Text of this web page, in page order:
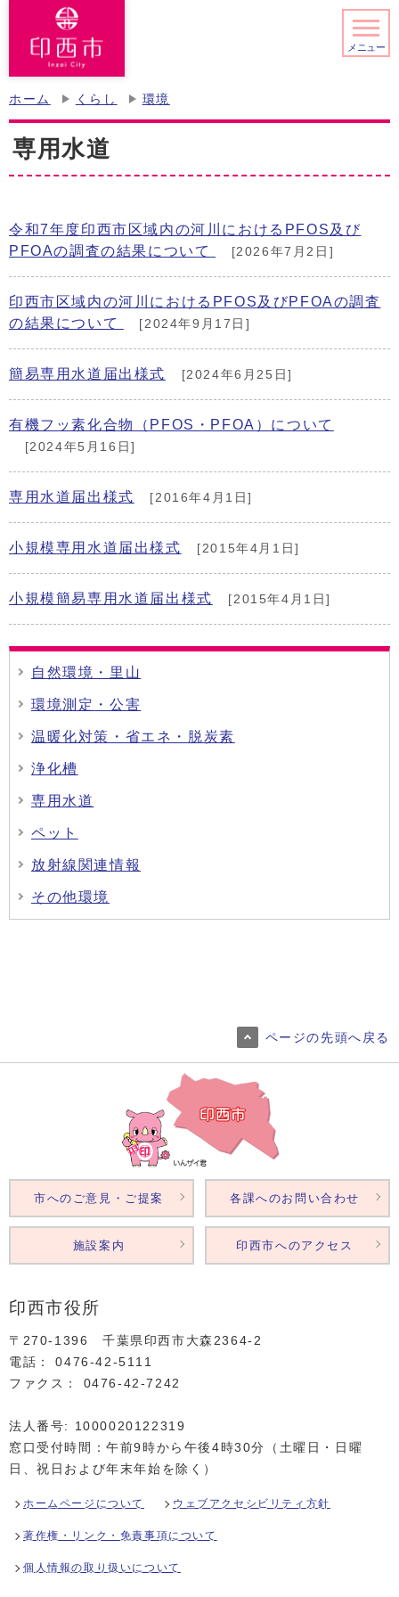
メニュー
ホーム くらし 環境
専用水道
令和7年度印西市区域内の河川におけるPFOS及び
PFOAの調査の結果について
[2026年7月2日]
印西市区域内の河川におけるPFOS及びPFOAの調査
の結果について
[2024年9月17日]
簡易専用水道届出様式 [2024年6月25日]
有機フッ素化合物（PFOS・PFOA）について
[2024年5月16日]
専用水道届出様式 [2016年4月1日]
小規模専用水道届出様式 [2015年4月1日]
小規模簡易専用水道届出様式 [2015年4月1日]
自然環境・里山
環境測定・公害
温暖化対策・省エネ・脱炭素
浄化槽
専用水道
ペット
放射線関連情報
その他環境
ページの先頭へ戻る
印西市役所
〒270-1396 千葉県印西市大森2364‐2
電話： 0476‐42‐5111
ファクス： 0476‐42‐7242
法人番号: 1000020122319
窓口受付時間：午前9時から午後4時30分（土曜日・日曜
日、祝日および年末年始を除く）
ホームページについて ウェブアクセシビリティ方針
著作権・リンク・免責事項について
個人情報の取り扱いについて
市へのご意見・ご提案 各課へのお問い合わせ
施設案内 印西市へのアクセス